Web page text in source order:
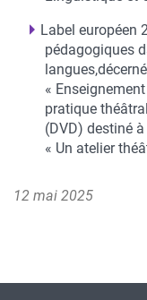
Label européen
pédagogiques
«
pratique
(DVD) destiné
« Un atelier
12 mai 2025